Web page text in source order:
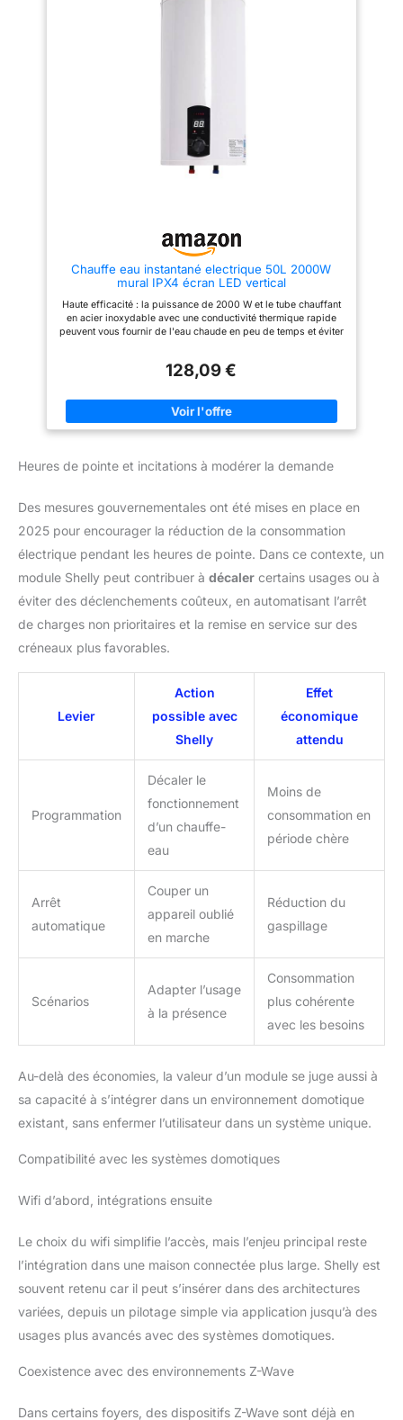
fonction de stérilisation à haute
température. 【Contrôle vocal】
Compatible avec Google
Assistant et Amazon Alexa :
l'appareil, de régler la
température de l'eau et de
vérifier son statut.
DURER : Blu Evo RS est conçu
avec les meilleurs matériaux: un
réservoir en acier émaillé, une
contre le calcaire, garantissent
produit. Garantie 3 ans de la
cuve et 2 ans sur les pièces.
Chauffe eau instantané electrique 50L 2000W
mural IPX4 écran LED vertical
Haute efficacité : la puissance de 2000 W et le tube chauffant
en acier inoxydable avec une conductivité thermique rapide
peuvent vous fournir de l'eau chaude en peu de temps et éviter
adopte un processus de cuisson en porcelaine, ce qui le rend
assurer une longue durée de vie. Grande capacité : ce produit
peut contenir jusqu'à 13,2 gallons d'eau et assurer un
approvisionnement suffisant en eau chaude pour un bain
correspondantes, vous pouvez le faire vous-même pour
sélectionner le mode pour répondre aux différents besoins de
d'affichage numérique de la température le rend également
rapide à comprendre pour les personnes âgées.
128,09 €
Heures de pointe et incitations à modérer la demande
Des mesures gouvernementales ont été mises en place en
2025 pour encourager la réduction de la consommation
électrique pendant les heures de pointe. Dans ce contexte, un
module Shelly peut contribuer à décaler certains usages ou à
éviter des déclenchements coûteux, en automatisant l’arrêt
de charges non prioritaires et la remise en service sur des
créneaux plus favorables.
Levier
Action
possible avec
Shelly
Effet
économique
attendu
Programmation
Décaler le
fonctionnement
d’un chauffe-
eau
Moins de
consommation en
période chère
Arrêt
automatique
Couper un
appareil oublié
en marche
Réduction du
gaspillage
Scénarios
Adapter l’usage
à la présence
Consommation
plus cohérente
avec les besoins
Au-delà des économies, la valeur d’un module se juge aussi à
sa capacité à s’intégrer dans un environnement domotique
existant, sans enfermer l’utilisateur dans un système unique.
Compatibilité avec les systèmes domotiques
Wifi d’abord, intégrations ensuite
Le choix du wifi simplifie l’accès, mais l’enjeu principal reste
l’intégration dans une maison connectée plus large. Shelly est
souvent retenu car il peut s’insérer dans des architectures
variées, depuis un pilotage simple via application jusqu’à des
usages plus avancés avec des systèmes domotiques.
Coexistence avec des environnements Z-Wave
Dans certains foyers, des dispositifs Z-Wave sont déjà en